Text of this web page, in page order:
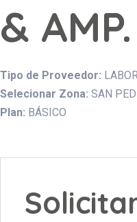
&
Tipo de Proveedor:
Selecionar Zona: SAN
Plan: BÁSICO